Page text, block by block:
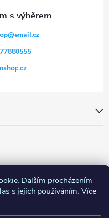
Dalším procházením
s jejich používáním. Více
@email.cz